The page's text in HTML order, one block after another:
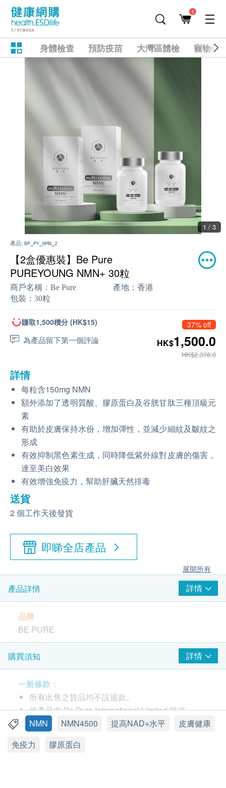
1
身體檢查 預防疫苗 大灣區體檢 寵物健
1 / 3
產品: BP_PY_NMN_2
【2盒優惠裝】Be Pure
PUREYOUNG NMN+ 30粒
商戶名稱： Be Pure 產地： 香港
包裝： 30粒
賺取1,500積分 (HK$15)
為產品留下第一個評論
37% off
HK$1,500.0
HK$2,376.0
詳情
每粒含150mg NMN
額外添加了透明質酸、膠原蛋白及谷胱甘肽三種頂級元
素
有助於皮膚保持水份，增加彈性，並減少細紋及皺紋之
形成
有效抑制黑色素生成，同時降低紫外線對皮膚的傷害，
達至美白效果
有效增強免疫力，幫助肝臟天然排毒
送貨
2 個工作天後發貨
即睇全店產品
展開所有
產品詳情 詳情
品牌
BE PURE
包裝
30粒
產地
香港
功效
PUREYOUNG NMN+ 採用“ 膠原載體 ALGINATED
購買須知 詳情
一般條款：
所有出售之貨品均不設退款。
此產品由 Be Pure International Limited 提供。
如有任何爭議，Be Pure International Limited 及健
NMN NMN4500 提高NAD+水平
皮膚健康
免疫力
膠原蛋白